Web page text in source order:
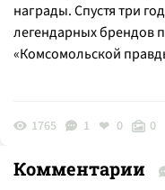
награды. Спустя три
легендарных брендов
«Комсомольской
1765 1 0 0
Комментарии